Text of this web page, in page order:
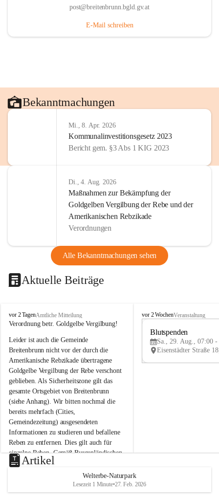
post@breitenbrunn.bgld.gv.at
E-Mail schreiben
Bekanntmachungen
Mi., 8. Apr. 2026
Kommunalinvestitionsgesetz 2023
Bericht gem. §3 Abs 1 KIG 2023
Di., 4. Aug. 2026
Maßnahmen zur Bekämpfung der
Goldgelben Vergilbung der Rebe und der
Amerikanischen Rebzikade
Verordnungen
Alle Bekanntmachungen sehen
Aktuelle Beiträge
B
r
i
t
e
n
b
r
u
n
n
a
m
N
e
u
s
d
vor 2 TagenAmtliche Mitteilung
Verordnung betr. Goldgelbe Vergilbung!
Leider ist auch die Gemeinde
Breitenbrunn nicht vor der durch die
Amerikanische Rebzikade übertragene
Goldgelbe Vergilbung der Rebe verschont
geblieben. Als Sicherheitszone gilt das
gesamte Ortsgebiet von Breitenbrunn
(siehe Anhang). Wir bitten nochmal die
bereits mehrfach (Cities,
Gemeindezeitung) ausgesendeten
Informationen zu studieren und befallene
Reben zu entfernen. Dies gilt auch für
einzelne Reben. Gemäß Burgenländischen
Weinbaugesetz sind nicht gepflegte oder
unzulässige Weingärten zu roden! Bitte
helfen wir zusammen um unsere Winzer
vor den prognostizierten Ernteausfällen
B
e
u
e
d
vor 2 WochenVeranstaltung
Blutspenden
Sa., 29. Aug., 07:00 -
Artikel
Welterbe-Naturpark
Lesezeit 1 Minute•27. Feb. 2026